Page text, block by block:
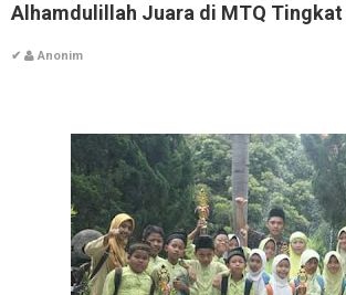
Alhamdulillah Juara di MTQ Tingkat
✔ Anonim